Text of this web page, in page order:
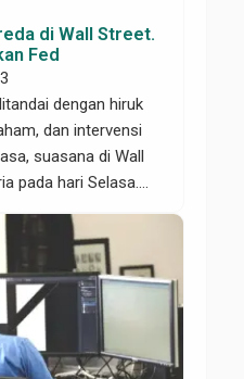
di Wall Street.
Fed
dengan hiruk
dan intervensi
suasana di Wall
pada hari Selasa.
simpanan dan
untuk bank
tunai dan telah
saat ini. Tidak ada